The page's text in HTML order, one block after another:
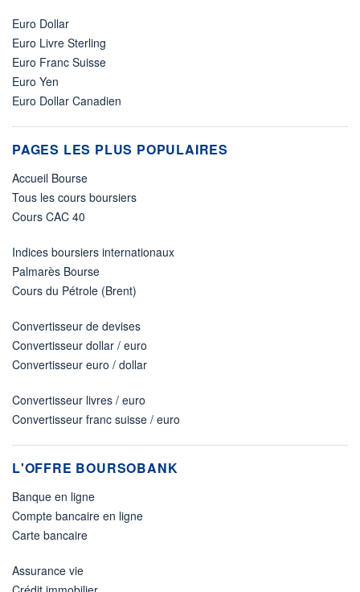
Euro Dollar
Euro Livre Sterling
Euro Franc Suisse
Euro Yen
Euro Dollar Canadien
PAGES LES PLUS POPULAIRES
Accueil Bourse
Tous les cours boursiers
Cours CAC 40
Indices boursiers internationaux
Palmarès Bourse
Cours du Pétrole (Brent)
Convertisseur de devises
Convertisseur dollar / euro
Convertisseur euro / dollar
Convertisseur livres / euro
Convertisseur franc suisse / euro
L'OFFRE BOURSOBANK
Banque en ligne
Compte bancaire en ligne
Carte bancaire
Assurance vie